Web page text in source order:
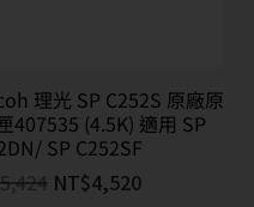
理光 SP C252S 原廠原
407535 (4.5K) 適用 SP
SP C252SF
5,424 NT$4,520